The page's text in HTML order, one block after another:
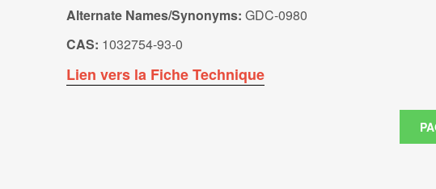
Alternate Names/Synonyms: GDC-0980
CAS: 1032754-93-0
Lien vers la Fiche Technique